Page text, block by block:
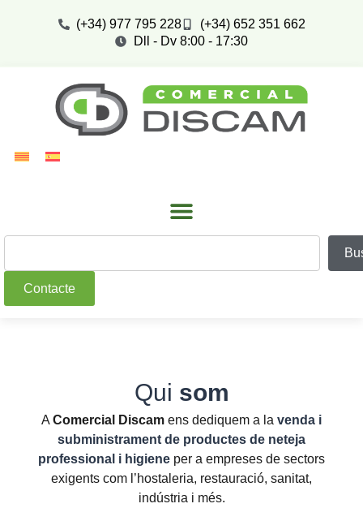
(+34) 977 795 228
(+34) 652 351 662
Dll - Dv 8:00 - 17:30
Contacte
Qui som
A Comercial Discam ens dediquem a la venda i
subministrament de productes de neteja
professional i higiene per a empreses de sectors
exigents com l’hostaleria, restauració, sanitat,
indústria i més.